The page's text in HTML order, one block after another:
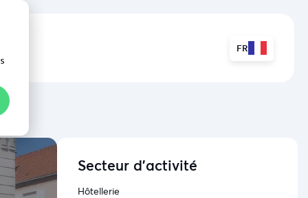
FR
Secteur d'activité
Hôtellerie